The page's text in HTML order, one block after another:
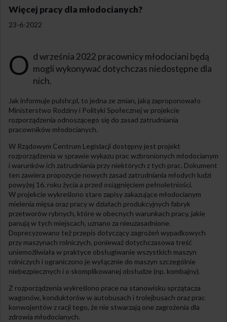
Więcej pracy dla młodocianych?
23-6-2022
O d września 2022 pracownicy młodociani będą
mogli wykonywać dotychczas niedostępne dla
nich.
Jak informuje pulshr.pl, to jedna ze zmian, jaką zaproponowało
Ministerstwo Rodziny i Polityki Społecznej w projekcie
rozporządzenia odnoszącego się do zasad zatrudniania
pracowników młodocianych.
W Rządowym Centrum Legislacji dostępny jest projekt
rozporządzenia w sprawie wykazu prac wzbronionych młodocianym
i warunków ich zatrudniania przy niektórych z tych prac. Dokument
ten zawiera propozycje nowych zasad zatrudniania młodych ludzi
powyżej 16. roku życia a przed osiągnięciem pełnoletniości.
W projekcie wykreślono stare zapisy zakazujące młodocianym
mielenia mięsa oraz pracy w działach produkcyjnych fabryk
przetworów rybnych, które w obecnych warunkach pracy, jakie
panują w tych miejscach, uznano za nieuzasadnione.
Doprecyzowano też przepis dotyczący zagrożeń wypadkowych
przy maszynach rolniczych, ponieważ dotychczasowa treść
uniemożliwiała w praktyce obsługiwanie wszystkich maszyn
rolniczych i ograniczono je wyłącznie do maszyn szczególnie
niebezpiecznych i o skomplikowanej obsłudze (np. kombajny).
Z rozporządzenia wykreślono prace na stanowisku sprzątacza
wagonów, konduktorów w autobusach i trolejbusach oraz prac
konwojentów z racji tego, że nie stwarzają one zagrożenia dla
zdrowia młodocianych.